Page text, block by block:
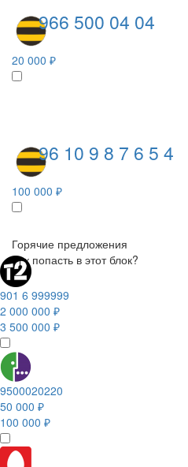
966 500 04 04
20 000 ₽
96 10 9 8 7 6 5 4
100 000 ₽
Горячие предложения
Как попасть в этот блок?
901 6 999999
2 000 000 ₽
3 500 000 ₽
9500020220
50 000 ₽
100 000 ₽